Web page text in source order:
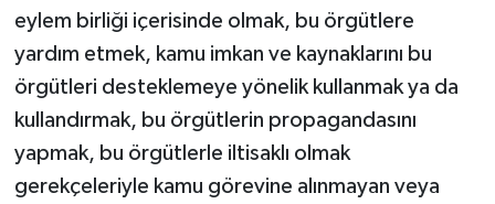
eylem birliği içerisinde olmak, bu örgütlere
yardım etmek, kamu imkan ve kaynaklarını bu
örgütleri desteklemeye yönelik kullanmak ya da
kullandırmak, bu örgütlerin propagandasını
yapmak, bu örgütlerle iltisaklı olmak
gerekçeleriyle kamu görevine alınmayan veya